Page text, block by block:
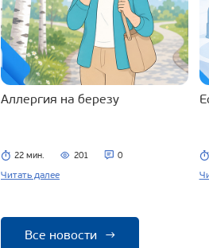
Аллергия на березу
22 мин. 201 0
Читать далее
Все новости →